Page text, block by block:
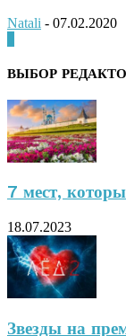
Natali - 07.02.2020
ВЫБОР
7 мест,
18.07.2023
Звезды на